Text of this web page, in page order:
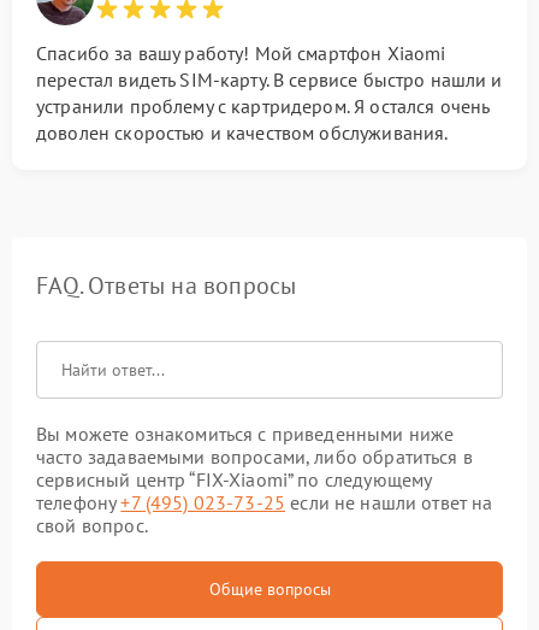
Спасибо за вашу работу! Мой смартфон Xiaomi
перестал видеть SIM-карту. В сервисе быстро нашли и
устранили проблему с картридером. Я остался очень
доволен скоростью и качеством обслуживания.
FAQ. Ответы на вопросы
Вы можете ознакомиться с приведенными ниже
часто задаваемыми вопросами, либо обратиться в
сервисный центр “FIX-Xiaomi” по следующему
телефону+7 (495) 023-73-25 если не нашли ответ на
свой вопрос.
Общие вопросы